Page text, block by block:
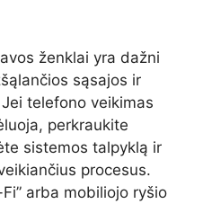
ženklai yra dažni
sąsajos ir
telefono veikimas
perkraukite
sistemos talpyklą ir
procesus.
arba mobiliojo ryšio